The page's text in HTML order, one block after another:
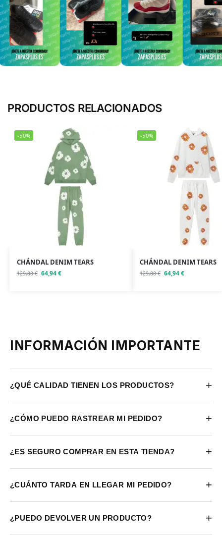
PRODUCTOS RELACIONADOS
-50%
CHÁNDAL DENIM TEARS
129,88€ 64,94€
-50%
CHÁNDAL DENIM TEARS
129,88€ 64,94€
INFORMACIÓN IMPORTANTE
¿QUÉ CALIDAD TIENEN LOS PRODUCTOS? +
¿CÓMO PUEDO RASTREAR MI PEDIDO? +
¿ES SEGURO COMPRAR EN ESTA TIENDA? +
¿CUÁNTO TARDA EN LLEGAR MI PEDIDO? +
¿PUEDO DEVOLVER UN PRODUCTO? +